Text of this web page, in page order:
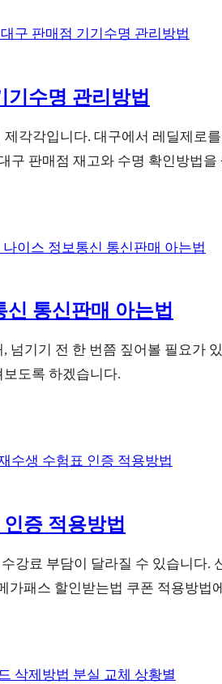
수명 관리방법
각각입니다. 대구에서 레딜제로
구 판매점 재고와 수명 확인방법
통신판매 아는법
넘기기 전 한 번쯤 짚어볼 필요가
도록 하겠습니다.
증 적용방법
강료 부담이 달라질 수 있습니다.
가패스 할인받는법 쿠폰 적용방법